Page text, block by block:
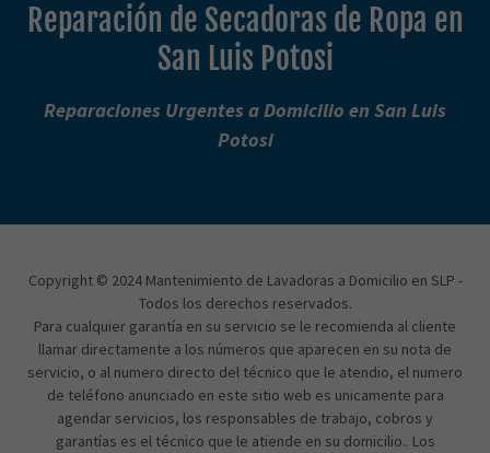
Reparación de Secadoras de Ropa en
San Luis Potosi
Reparaciones Urgentes a Domicilio en San Luis
Potosi
Copyright © 2024 Mantenimiento de Lavadoras a Domicilio en SLP -
Todos los derechos reservados.
Para cualquier garantía en su servicio se le recomienda al cliente
llamar directamente a los números que aparecen en su nota de
servicio, o al numero directo del técnico que le atendio, el numero
de teléfono anunciado en este sitio web es unicamente para
agendar servicios, los responsables de trabajo, cobros y
garantías es el técnico que le atiende en su domicilio.. Los